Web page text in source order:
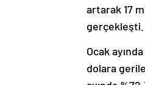
artarak 17
gerçekleşti.
Ocak
dolara